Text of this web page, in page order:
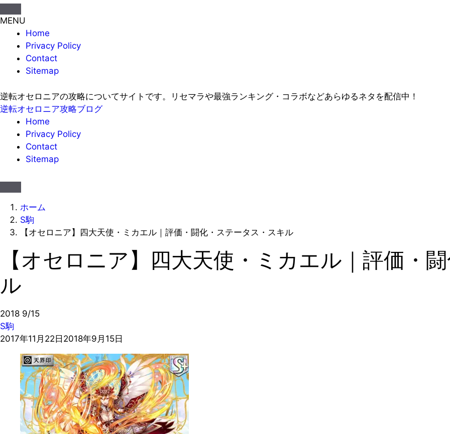
MENU
Home
Privacy Policy
Contact
Sitemap
逆転オセロニアの攻略についてサイトです。リセマラや最強ランキング・コラボなどあらゆるネタを配信中！
逆転オセロニア攻略ブログ
Home
Privacy Policy
Contact
Sitemap
ホーム
S駒
【オセロニア】四大天使・ミカエル｜評価・闘化・ステータス・スキル
【オセロニア】四大天使・ミカエル｜評価・
ル
2018 9/15
S駒
2017年11月22日 2018年9月15日